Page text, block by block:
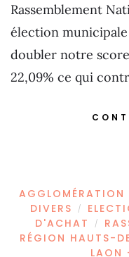
Rassemblement
élection
doubler notre
22,09% ce qui
AGGLOMÉRATION
DIVERS /
D'ACHAT
/
RÉGION HAUTS-
LAON